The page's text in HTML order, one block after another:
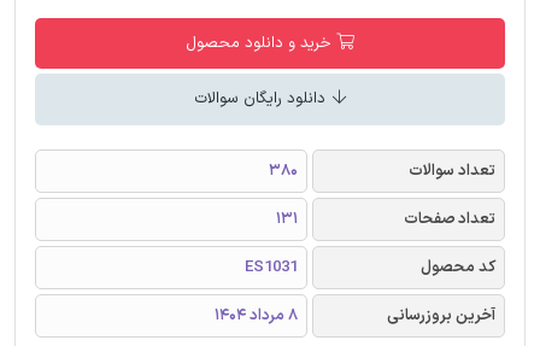
خرید و دانلود محصول
دانلود رایگان سوالات
تعداد سوالات
380
تعداد صفحات
131
کد محصول
ES1031
آخرین بروزرسانی
8 مرداد 1404